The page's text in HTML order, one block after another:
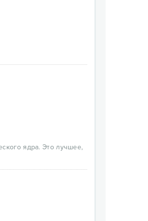
ядра. Это лучшее,